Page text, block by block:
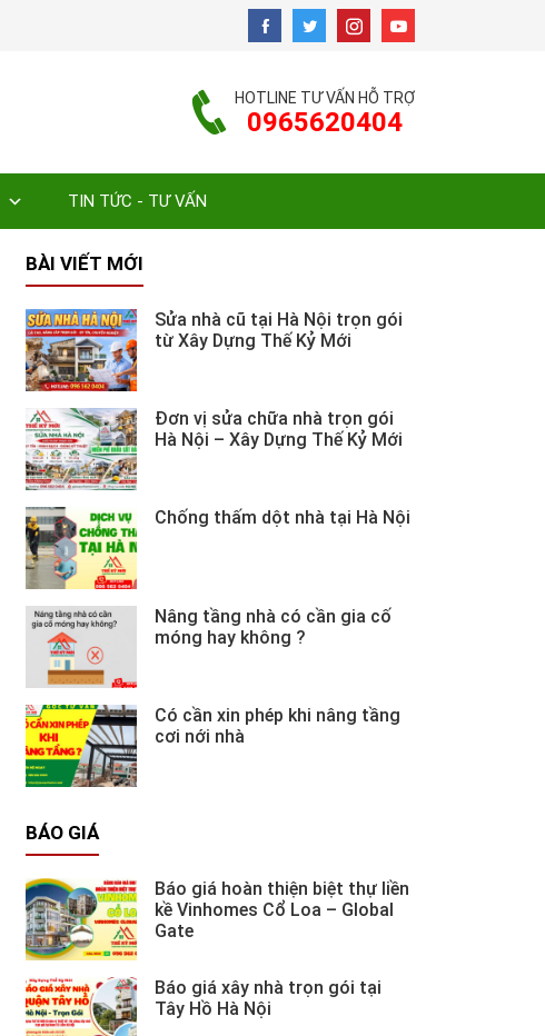
HOTLINE TƯ VẤN HỖ TRỢ
0965620404
TIN TỨC - TƯ VẤN
BÀI VIẾT MỚI
Sửa nhà cũ tại Hà Nội trọn gói
từ Xây Dựng Thế Kỷ Mới
Đơn vị sửa chữa nhà trọn gói
Hà Nội – Xây Dựng Thế Kỷ Mới
Chống thấm dột nhà tại Hà Nội
Nâng tầng nhà có cần gia cố
móng hay không ?
Có cần xin phép khi nâng tầng
cơi nới nhà
BÁO GIÁ
Báo giá hoàn thiện biệt thự liền
kề Vinhomes Cổ Loa – Global
Gate
Báo giá xây nhà trọn gói tại
Tây Hồ Hà Nội